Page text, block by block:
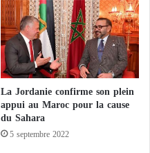
La Jordanie confirme son plein
appui au Maroc pour la cause
du Sahara
5 septembre 2022